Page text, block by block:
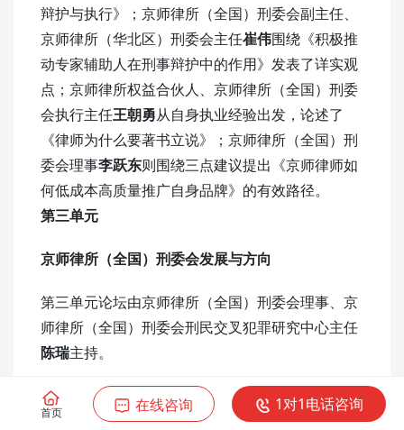
辩护与执行》；京师律所（全国）刑委会副主任、
京师律所（华北区）刑委会主任崔伟围绕《积极推
动专家辅助人在刑事辩护中的作用》发表了详实观
点；京师律所权益合伙人、京师律所（全国）刑委
会执行主任王朝勇从自身执业经验出发，论述了
《律师为什么要著书立说》；京师律所（全国）刑
委会理事李跃东则围绕三点建议提出《京师律师如
何低成本高质量推广自身品牌》的有效路径。
第三单元
京师律所（全国）刑委会发展与方向
第三单元论坛由京师律所（全国）刑委会理事、京
师律所（全国）刑委会刑民交叉犯罪研究中心主任
陈瑞主持。
京师律所（全国）刑委会副主任、京师律所（东北
区）刑委会执行主任蒋喆以 《精进创新 再攀高峰》
首页 1对1电话咨询
在线咨询